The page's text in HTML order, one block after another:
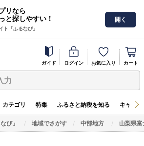
リなら
と探しやすい！
ト「ふるなび」
開く
ガイド ログイン お気に入り カート
力
カテゴリ 特集 ふるさと納税を知る キャン
び」 地域でさがす 中部地方 山梨県